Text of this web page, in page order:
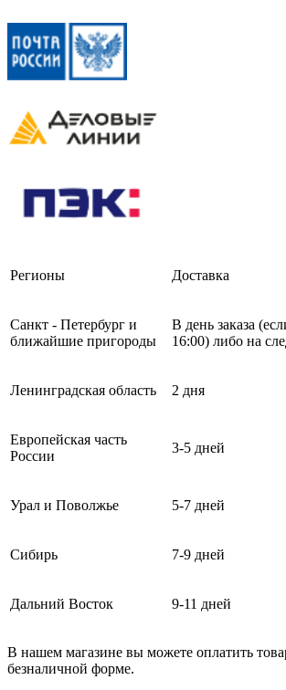
Регионы Доставка
Санкт - Петербург и
ближайшие пригороды
В день заказа
16:00) либо на
Ленинградская область 2 дня
Европейская часть
России
3-5 дней
Урал и Поволжье 5-7 дней
Сибирь 7-9 дней
Дальний Восток 9-11 дней
В нашем магазине вы можете оплатить
безналичной форме.